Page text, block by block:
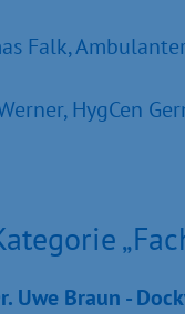
Falk,
HygCen
Uwe Braun -